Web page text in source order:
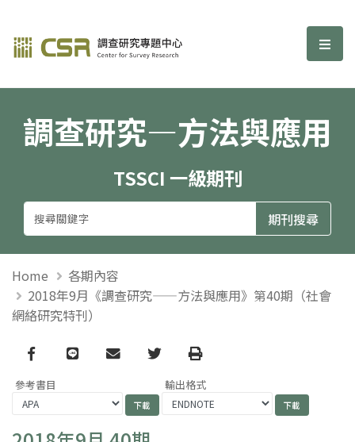
調查研究—方法與應用期刊 選
調查研究—方法與應用
TSSCI 一級期刊
Home
各期內容
2018年9月《調查研究——方法與應用》第40期（社會
網絡研究特刊）
Facebook
line email TwitterPrint
參考書目 輸出格式